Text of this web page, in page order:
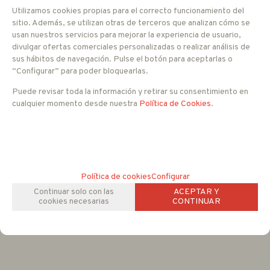
Entrega 24/48 h
779 EUR
IVA no incluido
Utilizamos cookies propias para el correcto funcionamiento del
sitio. Además, se utilizan otras de terceros que analizan cómo se
usan nuestros servicios para mejorar la experiencia de usuario,
divulgar ofertas comerciales personalizadas o realizar análisis de
sus hábitos de navegación. Pulse el botón para aceptarlas o
“Configurar” para poder bloquearlas.
Puede revisar toda la información y retirar su consentimiento en
cualquier momento desde nuestra Política de Cookies.
Política de cookiesConfigurar
Continuar solo con las
cookies necesarias
ACEPTAR Y
CONTINUAR